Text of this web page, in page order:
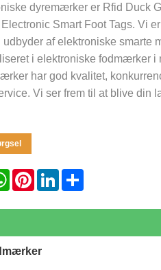
dyremærker er Rfid Duck
Smart Foot Tags. Vi
udbyder af elektroniske smarte
i elektroniske fodmærker i
har god kvalitet,
Vi ser frem til at blive din
WhatsApp
PinterestLinkedInShare